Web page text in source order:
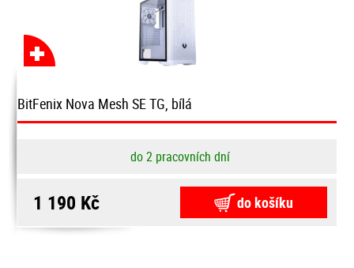
BitFenix Nova Mesh SE TG, bílá
do 2 pracovních dní
1 190 Kč do košíku